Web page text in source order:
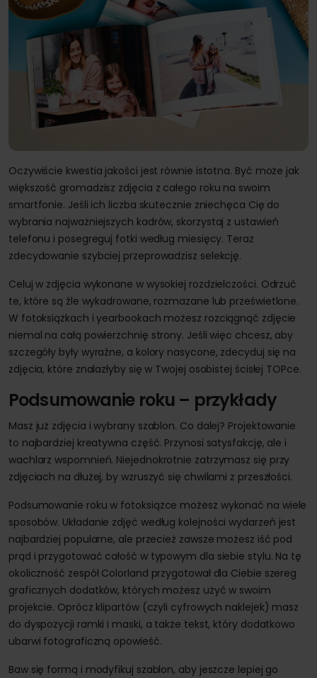
Oczywiście kwestia jakości jest równie istotna. Być może jak
większość gromadzisz zdjęcia z całego roku na swoim
smartfonie. Jeśli ich liczba skutecznie zniechęca Cię do
wybrania najważniejszych kadrów, skorzystaj z ustawień
telefonu i posegreguj fotki według miesięcy. Teraz
zdecydowanie szybciej przeprowadzisz selekcję.
Celuj w zdjęcia wykonane w wysokiej rozdzielczości. Odrzuć
te, które są źle wykadrowane, rozmazane lub prześwietlone.
W fotoksiążkach i yearbookach możesz rozciągnąć zdjęcie
niemal na całą powierzchnię strony. Jeśli więc chcesz, aby
szczegóły były wyraźne, a kolory nasycone, zdecyduj się na
zdjęcia, które znalazłyby się w Twojej osobistej ścisłej TOPce.
Podsumowanie roku – przykłady
Masz już zdjęcia i wybrany szablon. Co dalej? Projektowanie
to najbardziej kreatywna część. Przynosi satysfakcję, ale i
wachlarz wspomnień. Niejednokrotnie zatrzymasz się przy
zdjęciach na dłużej, by wzruszyć się chwilami z przeszłości.
Podsumowanie roku w fotoksiążce możesz wykonać na wiele
sposobów. Układanie zdjęć według kolejności wydarzeń jest
najbardziej popularne, ale przecież zawsze możesz iść pod
prąd i przygotować całość w typowym dla siebie stylu. Na tę
okoliczność zespół Colorland przygotował dla Ciebie szereg
graficznych dodatków, których możesz użyć w swoim
projekcie. Oprócz klipartów (czyli cyfrowych naklejek) masz
do dyspozycji ramki i maski, a także tekst, który dodatkowo
ubarwi fotograficzną opowieść.
Baw się formą i modyfikuj szablon, aby jeszcze lepiej go